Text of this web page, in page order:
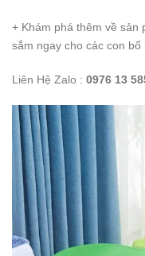
+ Khám phá thêm về sản
sắm ngay cho các con bố
Liên Hệ Zalo : 0976 13